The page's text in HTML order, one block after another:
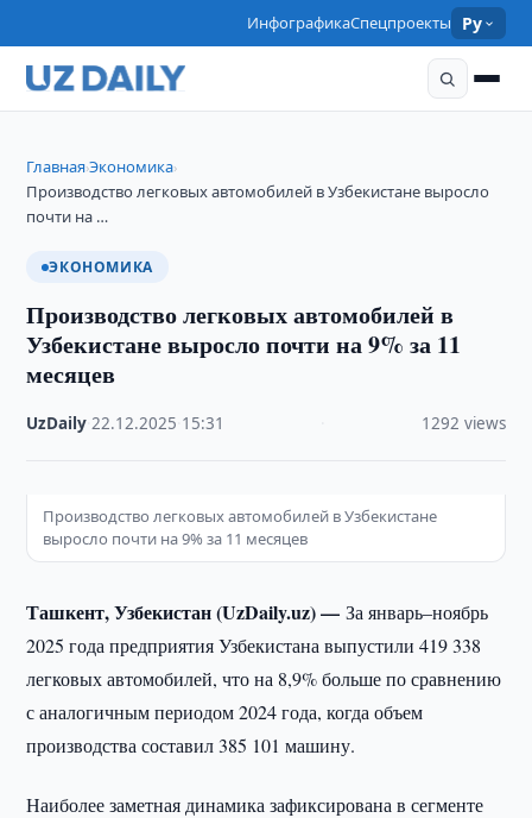
ИнфографикаСпецпроекты Ру
Главная›Экономика›
Производство легковых автомобилей в Узбекистане выросло
почти на …
ЭКОНОМИКА
Производство легковых автомобилей в
Узбекистане выросло почти на 9% за 11
месяцев
UzDaily ·22.12.2025 15:31 1292 views
Производство легковых автомобилей в Узбекистане
выросло почти на 9% за 11 месяцев
Ташкент, Узбекистан (UzDaily.uz) —За январь–ноябрь
2025 года предприятия Узбекистана выпустили 419 338
легковых автомобилей, что на 8,9% больше по сравнению
с аналогичным периодом 2024 года, когда объем
производства составил 385 101 машину.
Наиболее заметная динамика зафиксирована в сегменте